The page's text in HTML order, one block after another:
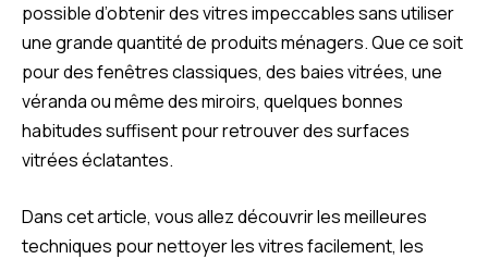
possible d’obtenir des vitres impeccables sans utiliser
une grande quantité de produits ménagers. Que ce soit
pour des fenêtres classiques, des baies vitrées, une
véranda ou même des miroirs, quelques bonnes
habitudes suffisent pour retrouver des surfaces
vitrées éclatantes.
Dans cet article, vous allez découvrir les meilleures
techniques pour nettoyer les vitres facilement, les